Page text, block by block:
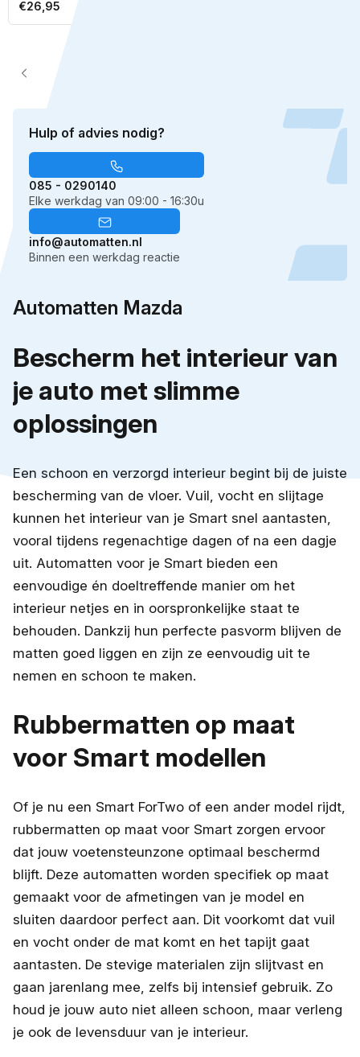
Hulp of advies nodig?
085 - 0290140
Elke werkdag van 09:00 - 16:30u
info@automatten.nl
Binnen een werkdag reactie
prijs
€26,95
Automatten Mazda
Bescherm het interieur van
je auto met slimme
oplossingen
Een schoon en verzorgd interieur begint bij de juiste
bescherming van de vloer. Vuil, vocht en slijtage
kunnen het interieur van je Smart snel aantasten,
vooral tijdens regenachtige dagen of na een dagje
uit. Automatten voor je Smart bieden een
eenvoudige én doeltreffende manier om het
interieur netjes en in oorspronkelijke staat te
behouden. Dankzij hun perfecte pasvorm blijven de
matten goed liggen en zijn ze eenvoudig uit te
nemen en schoon te maken.
Rubbermatten op maat
voor Smart modellen
Of je nu een Smart ForTwo of een ander model rijdt,
rubbermatten op maat voor Smart zorgen ervoor
dat jouw voetensteunzone optimaal beschermd
blijft. Deze automatten worden specifiek op maat
gemaakt voor de afmetingen van je model en
sluiten daardoor perfect aan. Dit voorkomt dat vuil
en vocht onder de mat komt en het tapijt gaat
aantasten. De stevige materialen zijn slijtvast en
gaan jarenlang mee, zelfs bij intensief gebruik. Zo
houd je jouw auto niet alleen schoon, maar verleng
je ook de levensduur van je interieur.